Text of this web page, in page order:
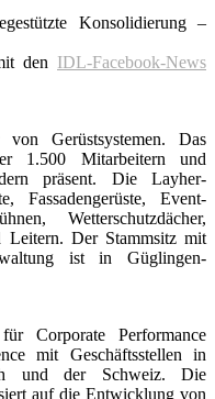
Konsolidierung –
den IDL-Facebook-News
Gerüstsystemen. Das
1.500 Mitarbeitern und
präsent. Die Layher-
Fassadengerüste, Event-
Wetterschutzdächer,
Leitern. Der Stammsitz mit
ist in Güglingen-
Corporate Performance
mit Geschäftsstellen in
und der Schweiz. Die
auf die Entwicklung von